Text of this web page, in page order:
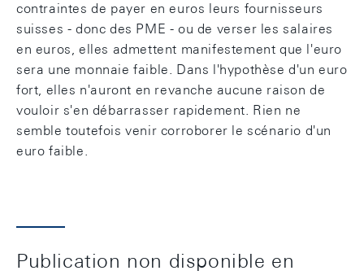
contraintes de payer en euros leurs fournisseurs
suisses - donc des PME - ou de verser les salaires
en euros, elles admettent manifestement que l'euro
sera une monnaie faible. Dans l'hypothèse d'un euro
fort, elles n'auront en revanche aucune raison de
vouloir s'en débarrasser rapidement. Rien ne
semble toutefois venir corroborer le scénario d'un
euro faible.
Publication non disponible en